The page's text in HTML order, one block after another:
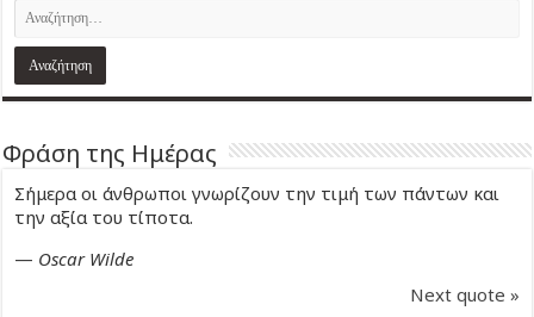
Φράση της Ημέρας
Σήμερα οι άνθρωποι γνωρίζουν την τιμή των πάντων και
την αξία του τίποτα.
— Oscar Wilde
Next quote »